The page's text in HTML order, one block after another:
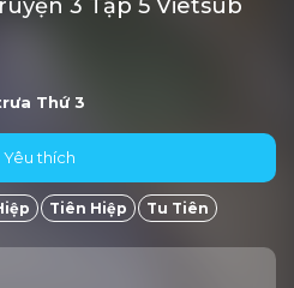
3 Tập 5 Vietsub
Thứ 3
Yêu thích
Tiên Hiệp Tu Tiên